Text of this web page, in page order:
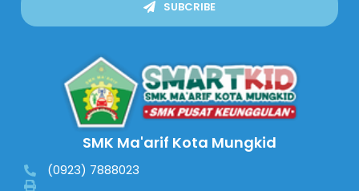
SUBCRIBE
SMK Ma'arif Kota Mungkid
(0923) 7888023